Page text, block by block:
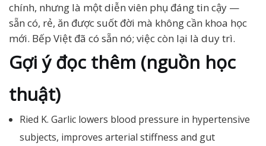
chính, nhưng là một diễn viên phụ đáng tin cậy —
sẵn có, rẻ, ăn được suốt đời mà không cần khoa học
mới. Bếp Việt đã có sẵn nó; việc còn lại là duy trì.
Gợi ý đọc thêm (nguồn học
thuật)
Ried K. Garlic lowers blood pressure in hypertensive
subjects, improves arterial stiffness and gut